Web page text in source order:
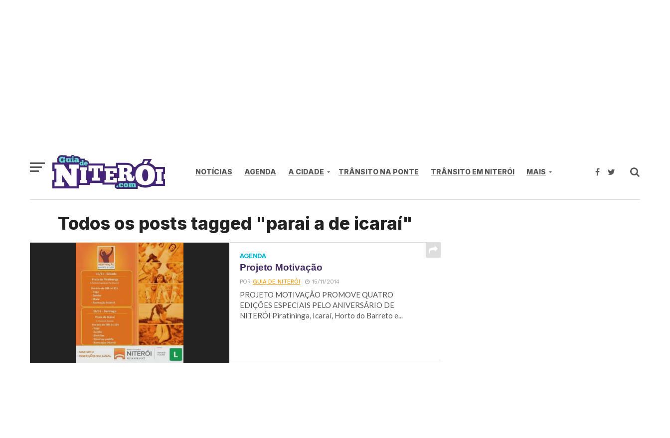
NOTÍCIAS AGENDA A CIDADE TRÂNSITO NA PONTE TRÂNSITO EM NITERÓI MAIS
Todos os posts tagged "parai a de icaraí"
AGENDA
Projeto Motivação
PORGUIA DE NITERÓI 15/11/2014
PROJETO MOTIVAÇÃO PROMOVE QUATRO
EDIÇÕES ESPECIAIS PELO ANIVERSÁRIO DE
NITERÓI Piratininga, Icaraí, Horto do Barreto e...